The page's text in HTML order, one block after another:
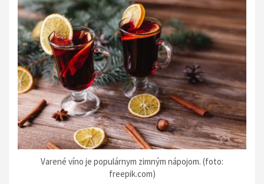
Varené víno je populárnym zimným nápojom. (foto:
freepik.com)